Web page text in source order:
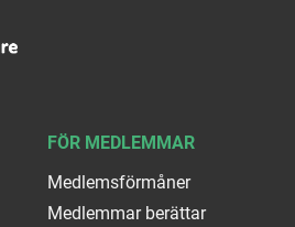
FÖR MEDLEMMAR
Medlemsförmåner
Medlemmar berättar